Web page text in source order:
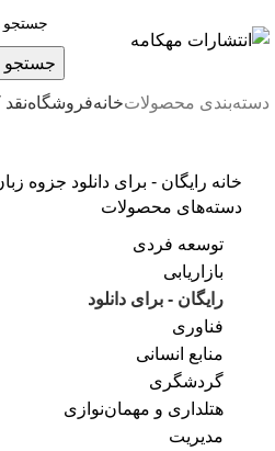
جستجو
دسته‌بندی محصولاتخانهفروشگاه
خانه رایگان - برای دانلود جزوه
دسته‌های محصولات
توسعه فردی
بازاریابی
رایگان - برای دانلود
فناوری
منابع انسانی
گردشگری
هتلداری و مهمان‌نوازی
مدیریت